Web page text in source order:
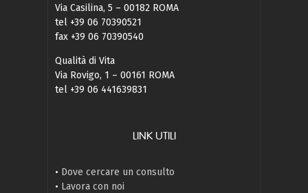
Via Casilina, 5 – 00182 ROMA
tel +39 06 70390521
fax +39 06 70390540
Qualità di Vita
Via Rovigo, 1 – 00161 ROMA
tel +39 06 441639831
LINK UTILI
• Dove cercare un consulto
• Lavora con noi